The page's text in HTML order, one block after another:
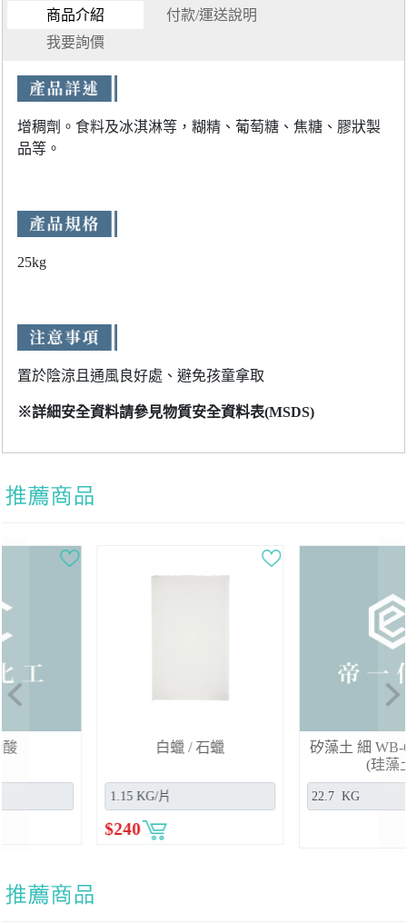
商品介紹
付款/運送說明
我要詢價
增稠劑。食料及冰淇淋等，糊精、葡萄糖、焦糖、膠狀製
品等。
25kg
置於陰涼且通風良好處、避免孩童拿取
※詳細安全資料請參見物質安全資料表(MSDS)
矽藻土 細 WB-6 (325mesh)
脯胺酸(食添)
Previous